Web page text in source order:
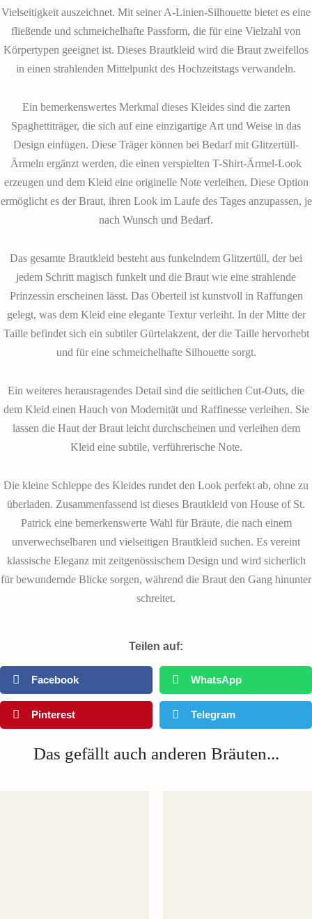
Vielseitigkeit auszeichnet. Mit seiner A-Linien-Silhouette bietet es eine
fließende und schmeichelhafte Passform, die für eine Vielzahl von
Körpertypen geeignet ist. Dieses Brautkleid wird die Braut zweifellos
in einen strahlenden Mittelpunkt des Hochzeitstags verwandeln.
Ein bemerkenswertes Merkmal dieses Kleides sind die zarten
Spaghettiträger, die sich auf eine einzigartige Art und Weise in das
Design einfügen. Diese Träger können bei Bedarf mit Glitzertüll-
Ärmeln ergänzt werden, die einen verspielten T-Shirt-Ärmel-Look
erzeugen und dem Kleid eine originelle Note verleihen. Diese Option
ermöglicht es der Braut, ihren Look im Laufe des Tages anzupassen, je
nach Wunsch und Bedarf.
Das gesamte Brautkleid besteht aus funkelndem Glitzertüll, der bei
jedem Schritt magisch funkelt und die Braut wie eine strahlende
Prinzessin erscheinen lässt. Das Oberteil ist kunstvoll in Raffungen
gelegt, was dem Kleid eine elegante Textur verleiht. In der Mitte der
Taille befindet sich ein subtiler Gürtelakzent, der die Taille hervorhebt
und für eine schmeichelhafte Silhouette sorgt.
Ein weiteres herausragendes Detail sind die seitlichen Cut-Outs, die
dem Kleid einen Hauch von Modernität und Raffinesse verleihen. Sie
lassen die Haut der Braut leicht durchscheinen und verleihen dem
Kleid eine subtile, verführerische Note.
Die kleine Schleppe des Kleides rundet den Look perfekt ab, ohne zu
überladen. Zusammenfassend ist dieses Brautkleid von House of St.
Patrick eine bemerkenswerte Wahl für Bräute, die nach einem
unverwechselbaren und vielseitigen Brautkleid suchen. Es vereint
klassische Eleganz mit zeitgenössischem Design und wird sicherlich
für bewundernde Blicke sorgen, während die Braut den Gang hinunter
schreitet.
Teilen auf:
Facebook WhatsApp
Pinterest Telegram
Das gefällt auch anderen Bräuten...